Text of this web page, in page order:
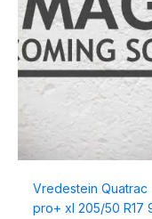
Vredestein Quatrac
pro+ xl 205/50 R17